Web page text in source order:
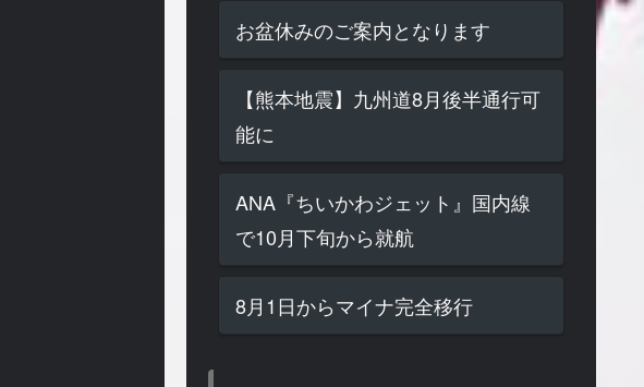
お盆休みのご案内となります
【熊本地震】九州道8月後半通行可
能に
ANA『ちいかわジェット』国内線
で10月下旬から就航
8月1日からマイナ完全移行